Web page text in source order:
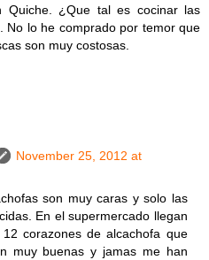
Quiche. ¿Que tal es cocinar las
No lo he comprado por temor que
son muy costosas.
November 25, 2012 at
son muy caras y solo las
En el supermercado llegan
corazones de alcachofa que
muy buenas y jamas me han